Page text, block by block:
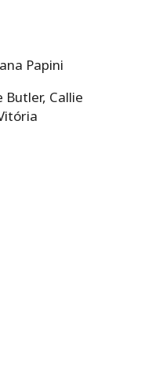
Papini
Butler, Callie